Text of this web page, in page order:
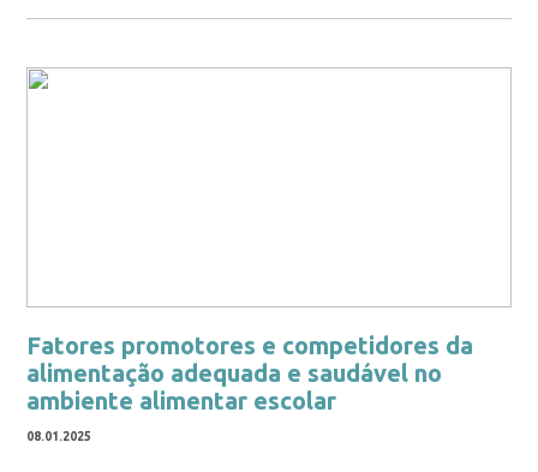
Fatores promotores e competidores da
alimentação adequada e saudável no
ambiente alimentar escolar
08.01.2025